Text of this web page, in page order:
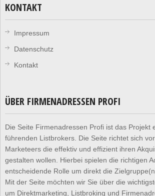
KONTAKT
Impressum
Datenschutz
Kontakt
ÜBER FIRMENADRESSEN PROFI
Die Seite Firmenadressen Profi ist das Projekt
führenden Listbrokers. Die Seite richtet sich
Marketeers die effektiv und effizient ihren
gestalten wollen. Hierbei spielen die richtigen
entscheidende Rolle um direkt die
Mit der Seite möchten wir Sie über die
um Direktmarketing, Listbroking und